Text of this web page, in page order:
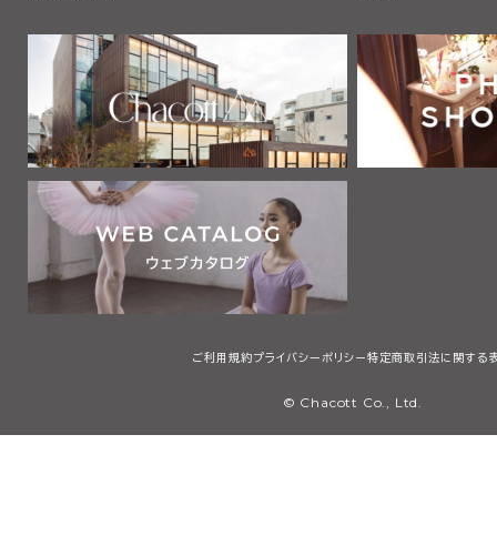
ご利用規約プライバシーポリシー 特定商取引法に関する
© Chacott Co., Ltd.